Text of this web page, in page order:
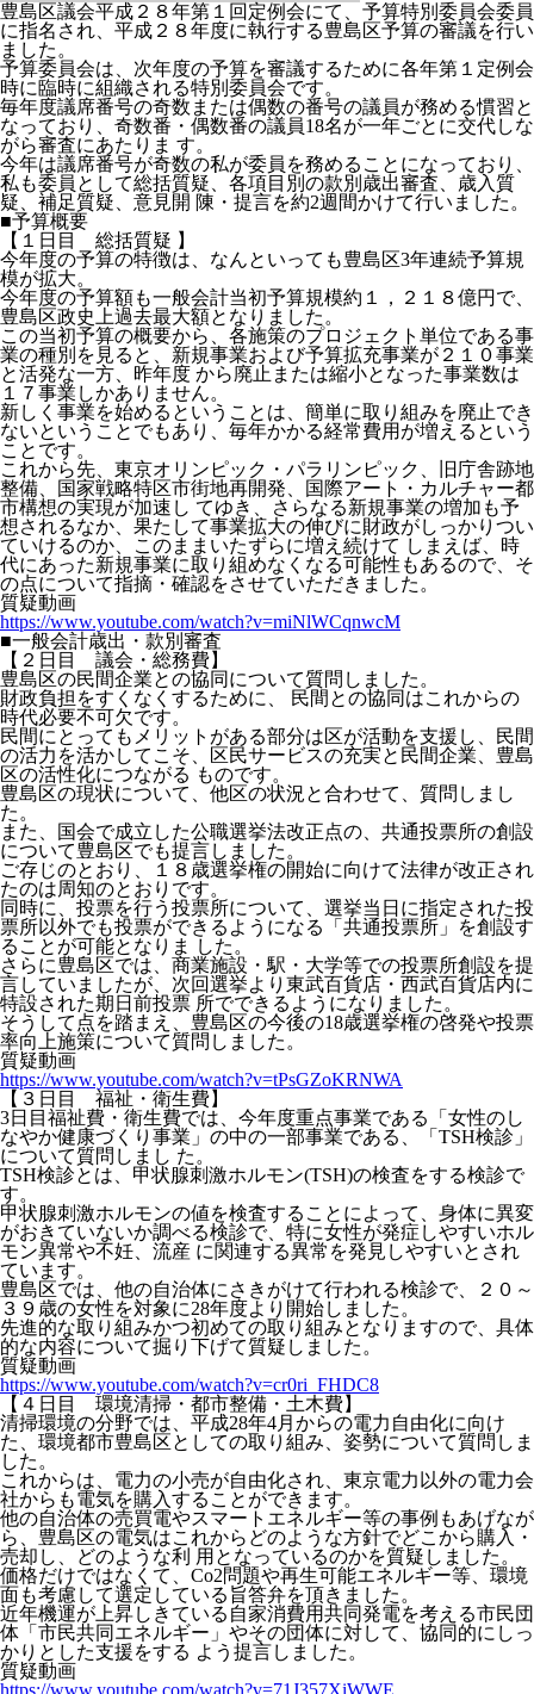
豊島区議会平成２８年第１回定例会にて、予算特別委員会委員
に指名され、平成２８年度に執行する豊島区予算の審議を行い
ました。
予算委員会は、次年度の予算を審議するために各年第１定例会
時に臨時に組織される特別委員会です。
毎年度議席番号の奇数または偶数の番号の議員が務める慣習と
なっており、奇数番・偶数番の議員18名が一年ごとに交代しな
がら審査にあたりま す。
今年は議席番号が奇数の私が委員を務めることになっており、
私も委員として総括質疑、各項目別の款別歳出審査、歳入質
疑、補足質疑、意見開 陳・提言を約2週間かけて行いました。
■予算概要
【１日目 総括質疑 】
今年度の予算の特徴は、なんといっても豊島区3年連続予算規
模が拡大。
今年度の予算額も一般会計当初予算規模約１，２１８億円で、
豊島区政史上過去最大額となりました。
この当初予算の概要から、各施策のプロジェクト単位である事
業の種別を見ると、新規事業および予算拡充事業が２１０事業
と活発な一方、昨年度 から廃止または縮小となった事業数は
１７事業しかありません。
新しく事業を始めるということは、簡単に取り組みを廃止でき
ないということでもあり、毎年かかる経常費用が増えるという
ことです。
これから先、東京オリンピック・パラリンピック、旧庁舎跡地
整備、国家戦略特区市街地再開発、国際アート・カルチャー都
市構想の実現が加速し てゆき、さらなる新規事業の増加も予
想されるなか、果たして事業拡大の伸びに財政がしっかりつい
ていけるのか、このままいたずらに増え続けて しまえば、時
代にあった新規事業に取り組めなくなる可能性もあるので、そ
の点について指摘・確認をさせていただきました。
質疑動画
https://www.youtube.com/watch?v=miNlWCqnwcM
■一般会計歳出・款別審査
【２日目 議会・総務費】
豊島区の民間企業との協同について質問しました。
財政負担をすくなくするために、 民間との協同はこれからの
時代必要不可欠です。
民間にとってもメリットがある部分は区が活動を支援し、民間
の活力を活かしてこそ、区民サービスの充実と民間企業、豊島
区の活性化につながる ものです。
豊島区の現状について、他区の状況と合わせて、質問しまし
た。
また、国会で成立した公職選挙法改正点の、共通投票所の創設
について豊島区でも提言しました。
ご存じのとおり、１８歳選挙権の開始に向けて法律が改正され
たのは周知のとおりです。
同時に、投票を行う投票所について、選挙当日に指定された投
票所以外でも投票ができるようになる「共通投票所」を創設す
ることが可能となりま した。
さらに豊島区では、商業施設・駅・大学等での投票所創設を提
言していましたが、次回選挙より東武百貨店・西武百貨店内に
特設された期日前投票 所でできるようになりました。
そうして点を踏まえ、豊島区の今後の18歳選挙権の啓発や投票
率向上施策について質問しました。
質疑動画
https://www.youtube.com/watch?v=tPsGZoKRNWA
【３日目 福祉・衛生費】
3日目福祉費・衛生費では、今年度重点事業である「女性のし
なやか健康づくり事業」の中の一部事業である、「TSH検診」
について質問しまし た。
TSH検診とは、甲状腺刺激ホルモン(TSH)の検査をする検診で
す。
甲状腺刺激ホルモンの値を検査することによって、身体に異変
がおきていないか調べる検診で、特に女性が発症しやすいホル
モン異常や不妊、流産 に関連する異常を発見しやすいとされ
ています。
豊島区では、他の自治体にさきがけて行われる検診で、２０～
３９歳の女性を対象に28年度より開始しました。
先進的な取り組みかつ初めての取り組みとなりますので、具体
的な内容について掘り下げて質疑しました。
質疑動画
https://www.youtube.com/watch?v=cr0ri_FHDC8
【４日目 環境清掃・都市整備・土木費】
清掃環境の分野では、平成28年4月からの電力自由化に向け
た、環境都市豊島区としての取り組み、姿勢について質問しま
した。
これからは、電力の小売が自由化され、東京電力以外の電力会
社からも電気を購入することができます。
他の自治体の売買電やスマートエネルギー等の事例もあげなが
ら、豊島区の電気はこれからどのような方針でどこから購入・
売却し、どのような利 用となっているのかを質疑しました。
価格だけではなくて、Co2問題や再生可能エネルギー等、環境
面も考慮して選定している旨答弁を頂きました。
近年機運が上昇しきている自家消費用共同発電を考える市民団
体「市民共同エネルギー」やその団体に対して、協同的にしっ
かりとした支援をする よう提言しました。
質疑動画
https://www.youtube.com/watch?v=71J357XiWWE